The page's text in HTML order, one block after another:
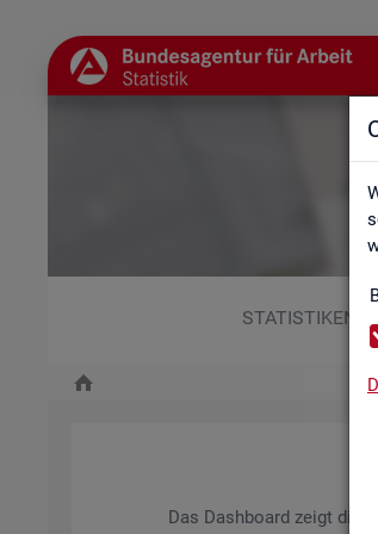
STATISTIKEN
Das Da­sh­board zeigt die